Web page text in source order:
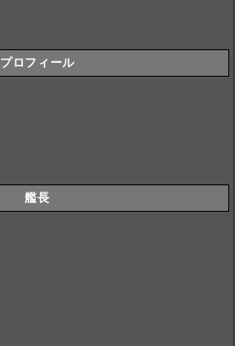
プロフィール
艦長